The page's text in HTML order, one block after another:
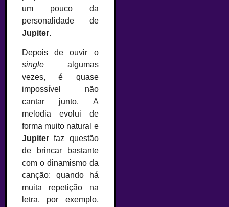
um pouco da
personalidade de
Jupiter.
Depois de ouvir o
single algumas
vezes, é quase
impossível não
cantar junto. A
melodia evolui de
forma muito natural e
Jupiterfaz questão
de brincar bastante
com o dinamismo da
canção: quando há
muita repetição na
letra, por exemplo,